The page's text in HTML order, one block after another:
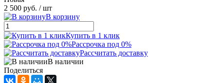
2 500 руб. / шт
В корзину
Купить в 1 клик
Рассрочка под 0%
Рассчитать доставку
В наличии
Поделиться